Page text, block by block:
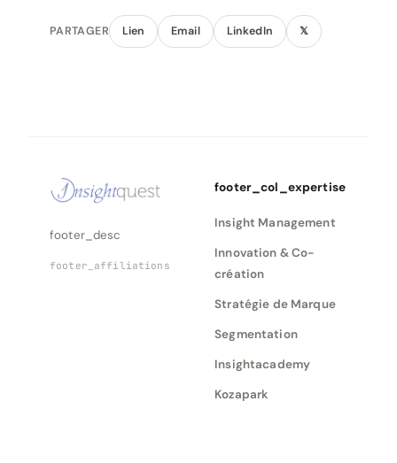
PARTAGER Lien Email LinkedIn 𝕏
footer_desc
footer_affiliations
footer_col_expertise
Insight Management
Innovation & Co-
création
Stratégie de Marque
Segmentation
Insightacademy
Kozapark